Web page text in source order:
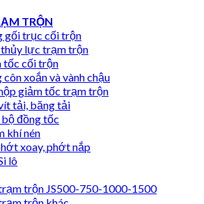
TRỘN
gối trục cối trộn
lực trạm trộn
tốc cối trộn
côn xoắn và vành chậu
giảm tốc trạm trộn
tải, băng tải
đồng tốc
khí nén
xoay, phớt nắp
lô
trộn JS500-750-1000-1500